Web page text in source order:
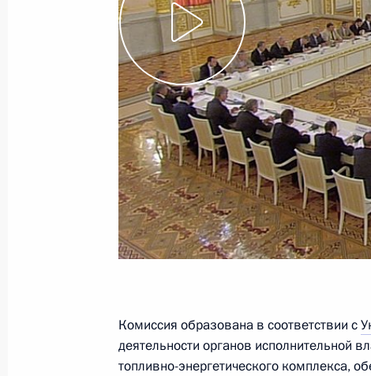
Встреча с Президентом Украины
12 июля 2012 года, 19:00 Ялта
11 июля 2012 года, среда
Встреча с Председателем
Министров Кубы Раулем Кастро
11 июля 2012 года, 18:00
11 июля 2012 года, 16:00 Московская область,
Комиссия образована в соответствии с
деятельности органов исполнительной
топливно-энергетического комплекса,